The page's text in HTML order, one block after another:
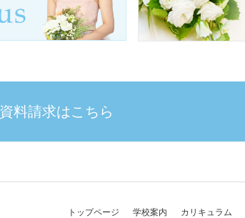
資料請求はこちら
トップページ 学校案内 カリキュラム